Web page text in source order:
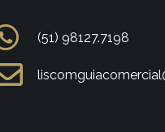
(51) 98127.7198